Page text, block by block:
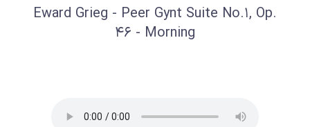
Eward Grieg - Peer Gynt Suite No.1, Op.
46 - Morning